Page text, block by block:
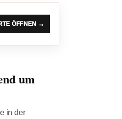
ÖFFNEN →
um
in der